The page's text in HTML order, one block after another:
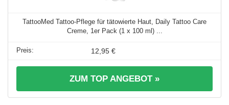
TattooMed Tattoo-Pflege für tätowierte Haut, Daily Tattoo Care
Creme, 1er Pack (1 x 100 ml) ...
12,95 €
ZUM TOP ANGEBOT »